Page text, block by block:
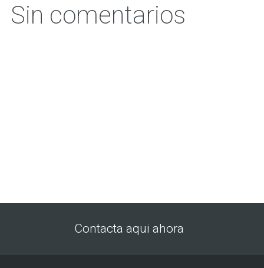
Sin comentarios
Contacta aqui ahora